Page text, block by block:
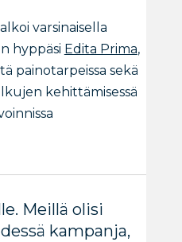
varsinaisella
hyppäsi Edita Prima,
painotarpeissa sekä
kehittämisessä
Meillä olisi
kampanja,